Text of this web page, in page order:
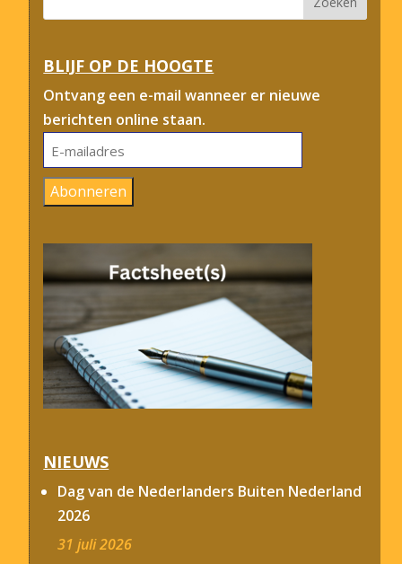
BLIJF OP DE HOOGTE
Ontvang een e-mail wanneer er nieuwe
berichten online staan.
E-
mailadres
Abonneren
NIEUWS
Dag van de Nederlanders Buiten Nederland
2026
31 juli 2026